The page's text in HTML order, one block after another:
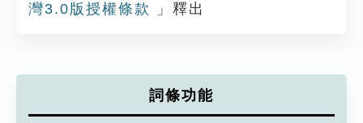
灣3.0版授權條款
」釋出
詞條功能